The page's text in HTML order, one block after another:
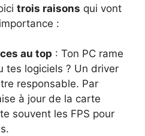
trois raisons qui vont
:
au top : Ton PC rame
tes logiciels ? Un driver
responsable. Par
à jour de la carte
souvent les FPS pour